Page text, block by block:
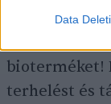
Data
2. Szavazz
bioterméket!
terhelést és